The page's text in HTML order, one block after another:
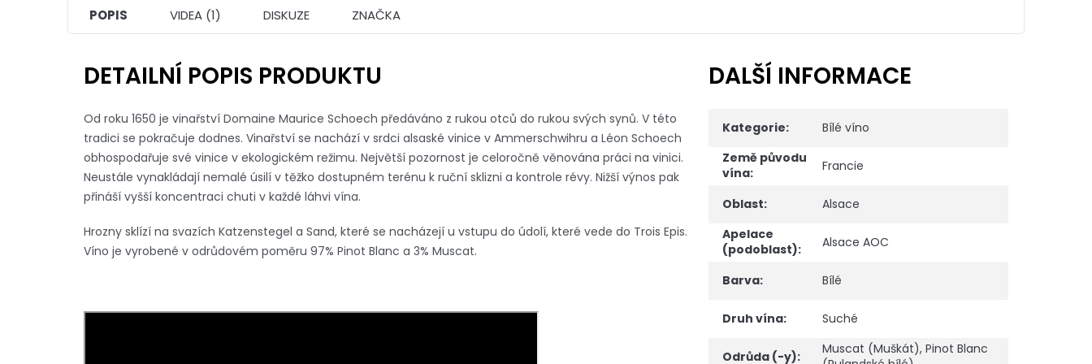
POPIS VIDEA (1) DISKUZE ZNAČKA
DETAILNÍ POPIS PRODUKTU
Od roku 1650 je vinařství Domaine Maurice Schoech předáváno z rukou otců do rukou svých synů. V této
tradici se pokračuje dodnes. Vinařství se nachází v srdci alsaské vinice v Ammerschwihru a Léon Schoech
obhospodařuje své vinice v ekologickém režimu. Největší pozornost je celoročně věnována práci na vinici.
Neustále vynakládají nemalé úsilí v těžko dostupném terénu k ruční sklizni a kontrole révy. Nižší výnos pak
přináší vyšší koncentraci chuti v každé láhvi vína.
Hrozny sklízí na svazích Katzenstegel a Sand, které se nacházejí u vstupu do údolí, které vede do Trois Epis.
Víno je vyrobené v odrůdovém poměru 97% Pinot Blanc a 3% Muscat.
DALŠÍ INFORMACE
Kategorie:
Bílé víno
Země původu
vína: Francie
Oblast:
Alsace
Apelace
(podoblast): Alsace AOC
Barva: Bílé
Druh vína: Suché
Odrůda (-y): Muscat (Muškát), Pinot Blanc